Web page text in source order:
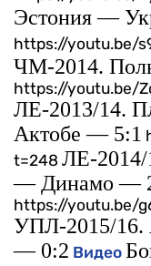
Эстония —
https://youtu.be/
ЧМ-2014.
https://youtu.be/
ЛЕ-2013/14.
Актобе — 5:1
t=248 ЛЕ-2014/
— Динамо —
https://youtu.be/
УПЛ-2015/16.
— 0:2 Видео